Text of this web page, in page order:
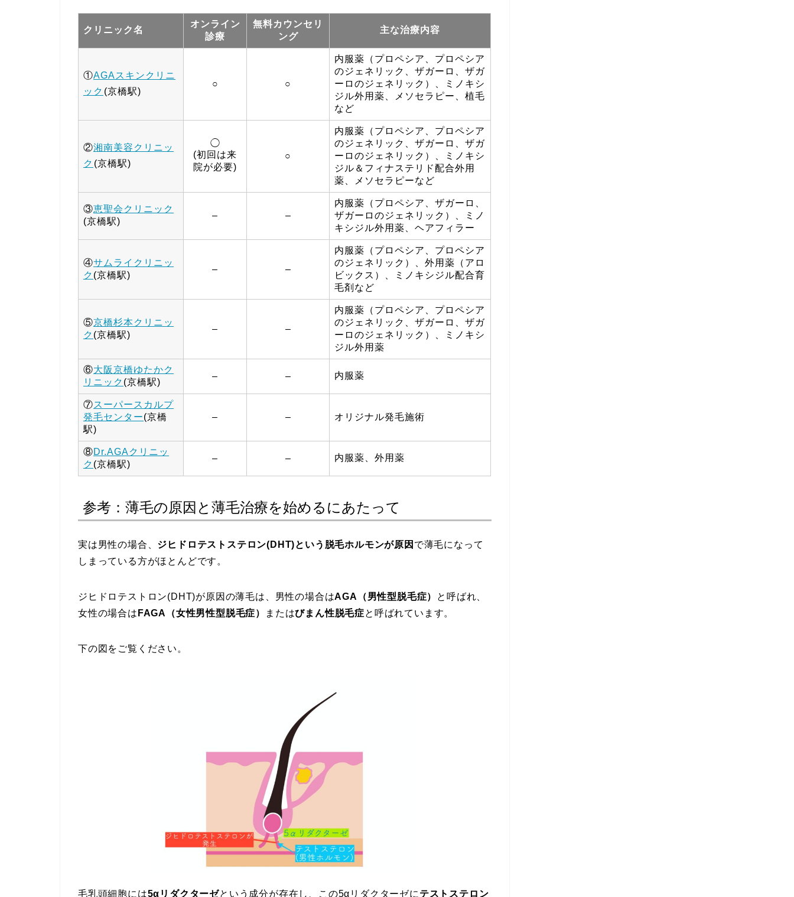
クリニック名
オンライン
診療
無料カウンセリ
ング
主な治療内容
①AGAスキンクリニ
ック (京橋駅)
○ ○
内服薬（プロペシア、プロペシア
のジェネリック、ザガーロ、ザガ
ーロのジェネリック）、ミノキシ
ジル外用薬、メソセラピー、植毛
など
②湘南美容クリニッ
ク (京橋駅)
◯
(初回は来
院が必要)
○
内服薬（プロペシア、プロペシア
のジェネリック、ザガーロ、ザガ
ーロのジェネリック）、ミノキシ
ジル＆フィナステリド配合外用
薬、メソセラピーなど
③恵聖会クリニック
(京橋駅)
– –
内服薬（プロペシア、ザガーロ、
ザガーロのジェネリック）、ミノ
キシジル外用薬、ヘアフィラー
④サムライクリニッ
ク (京橋駅)
– –
内服薬（プロペシア、プロペシア
のジェネリック）、外用薬（アロ
ビックス）、ミノキシジル配合育
毛剤など
⑤京橋杉本クリニッ
ク (京橋駅)
– –
内服薬（プロペシア、プロペシア
のジェネリック、ザガーロ、ザガ
ーロのジェネリック）、ミノキシ
ジル外用薬
⑥大阪京橋ゆたかク
リニック (京橋駅)
– – 内服薬
⑦スーパースカルプ
発毛センター(京橋
駅)
– – オリジナル発毛施術
⑧Dr.AGAクリニッ
ク (京橋駅)
– – 内服薬、外用薬
参考：薄毛の原因と薄毛治療を始めるにあたって
実は男性の場合、 ジヒドロテストステロン(DHT)という脱毛ホルモンが原因 で薄毛になって
しまっている方がほとんどです。
ジヒドロテストロン(DHT)が原因の薄毛は、男性の場合はAGA（男性型脱毛症）
と呼ばれ、
女性の場合は FAGA（女性男性型脱毛症） またはびまん性脱毛症と呼ばれています。
下の図をご覧ください。
毛乳頭細胞には5αリダクターゼという成分が存在し、この5αリダクターゼに テストステロン